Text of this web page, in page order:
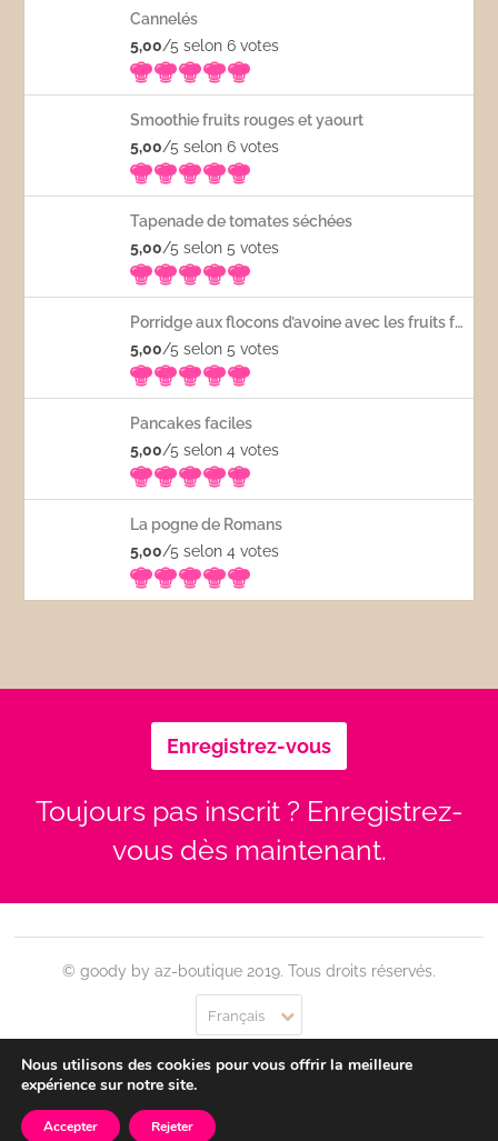
Cannelés
5,00/5 selon 6votes
Smoothie fruits rouges et yaourt
5,00/5 selon 6votes
Tapenade de tomates séchées
5,00/5 selon 5votes
Porridge aux flocons d’avoine avec les fruits frais
5,00/5 selon 5votes
Pancakes faciles
5,00/5 selon 4votes
La pogne de Romans
5,00/5 selon 4votes
Enregistrez-vous
Toujours pas inscrit ? Enregistrez-
vous dès maintenant.
© goody by az-boutique 2019. Tous droits réservés.
Français
Contact Se connecter Confidentialité CGU
Nous utilisons des cookies pour vous offrir la meilleure
expérience sur notre site.
Accepter Rejeter